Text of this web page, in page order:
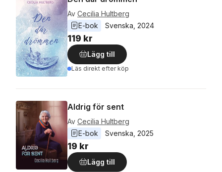
Av Cecilia Hultberg
E-bok
Svenska 2024
119 kr
Lägg till
Läs direkt efter köp
Aldrig för sent
Av Cecilia Hultberg
E-bok
Svenska, 2025
19 kr
Lägg till